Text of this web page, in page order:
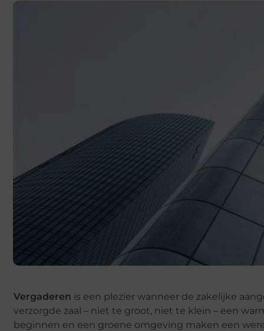
Vergaderen is een plezier wanneer de zakelijke
verzorgde zaal – niet te groot, niet te klein – een
beginnen en een groene omgeving maken een